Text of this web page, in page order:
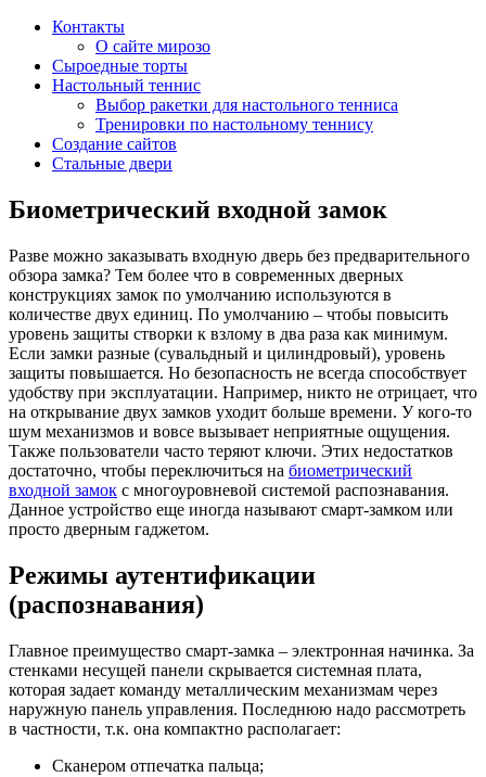
Контакты
О сайте мирозо
Сыроедные торты
Настольный теннис
Выбор ракетки для настольного тенниса
Тренировки по настольному теннису
Создание сайтов
Стальные двери
Биометрический входной замок
Разве можно заказывать входную дверь без предварительного
обзора замка? Тем более что в современных дверных
конструкциях замок по умолчанию используются в
количестве двух единиц. По умолчанию – чтобы повысить
уровень защиты створки к взлому в два раза как минимум.
Если замки разные (сувальдный и цилиндровый), уровень
защиты повышается. Но безопасность не всегда способствует
удобству при эксплуатации. Например, никто не отрицает, что
на открывание двух замков уходит больше времени. У кого-то
шум механизмов и вовсе вызывает неприятные ощущения.
Также пользователи часто теряют ключи. Этих недостатков
достаточно, чтобы переключиться на биометрический
входной замок с многоуровневой системой распознавания.
Данное устройство еще иногда называют смарт-замком или
просто дверным гаджетом.
Режимы аутентификации
(распознавания)
Главное преимущество смарт-замка – электронная начинка. За
стенками несущей панели скрывается системная плата,
которая задает команду металлическим механизмам через
наружную панель управления. Последнюю надо рассмотреть
в частности, т.к. она компактно располагает:
Сканером отпечатка пальца;